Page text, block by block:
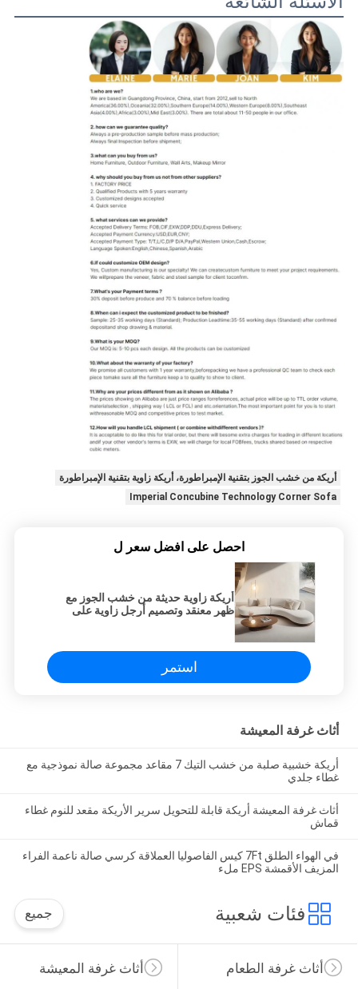
أريكة من خشب الجوز بتقنية الإمبراطورة، أريكة زاوية بتقنية الإمبراطورة
Imperial Concubine Technology Corner Sofa
احصل على افضل سعر ل
أريكة زاوية حديثة من خشب الجوز مع
ظهر معنقد وتصميم أرجل زاوية على
استمر
أثاث غرفة المعيشة
أريكة خشبية صلبة من خشب التيك 7 مقاعد مجموعة صالة نموذجية مع
غطاء جلدي
أثاث غرفة المعيشة أريكة قابلة للتحويل سرير الأريكة مقعد للنوم غطاء
قماش
في الهواء الطلق 7Ft كيس الفاصوليا العملاقة كرسي صالة ناعمة الفراء
المزيف الأقمشة EPS ملء
فئات شعبية جميع
أثاث غرفة المعيشة أثاث غرفة الطعام